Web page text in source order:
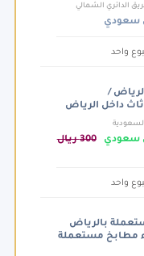
الدائري الشمالي
السعودية
واحد
/
300 ريال
واحد
بالرياض
شراء مطابخ مستعملة